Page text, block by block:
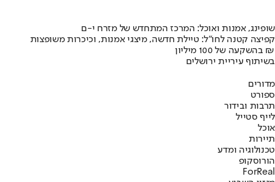
שופינג, אמנות ואוכל: המרכז המתחדש של מזרח י-ם
קפיצה קטנה לחו"ל: טיילת חדשה, מיצגי אמנות, וכיכרות משופצות
בהשקעה של 100 מיליון ₪
בשיתוף עיריית ירושלים
מדורים
ספורט
תרבות ובידור
לייף סטייל
אוכל
תיירות
טכנולוגיה ומדע
הורוסקופ
ForReal